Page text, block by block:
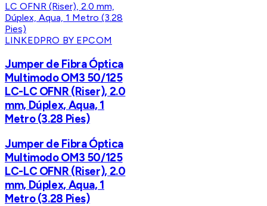
LINKEDPRO BY EPCOM
Jumper de Fibra Óptica
Multimodo OM3 50/125
LC-LC OFNR (Riser), 2.0
mm, Dúplex, Aqua, 1
Metro (3.28 Pies)
Jumper de Fibra Óptica
Multimodo OM3 50/125
LC-LC OFNR (Riser), 2.0
mm, Dúplex, Aqua, 1
Metro (3.28 Pies)